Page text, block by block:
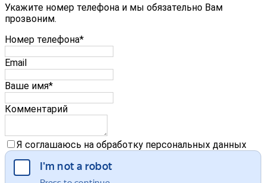
Укажите номер телефона и мы обязательно Вам
прозвоним.
Номер телефона*
Email
Ваше имя*
Комментарий
Я соглашаюсь на обработку персональных данных